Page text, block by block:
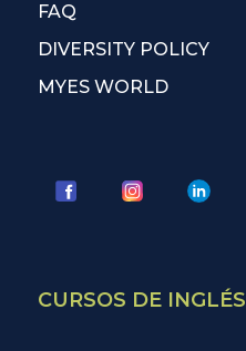
FAQ
DIVERSITY POLICY
MYES WORLD
CURSOS DE INGLÉS